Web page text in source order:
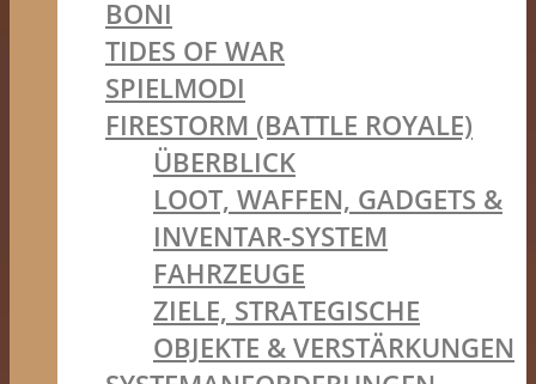
BONI
TIDES OF WAR
SPIELMODI
FIRESTORM (BATTLE ROYALE)
ÜBERBLICK
LOOT, WAFFEN, GADGETS &
INVENTAR-SYSTEM
FAHRZEUGE
ZIELE, STRATEGISCHE
OBJEKTE & VERSTÄRKUNGEN